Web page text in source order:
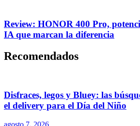
Review: HONOR 400 Pro,
IA que marcan la diferencia
Recomendados
Disfraces, legos y Bluey: las
el delivery para el Día del Niño